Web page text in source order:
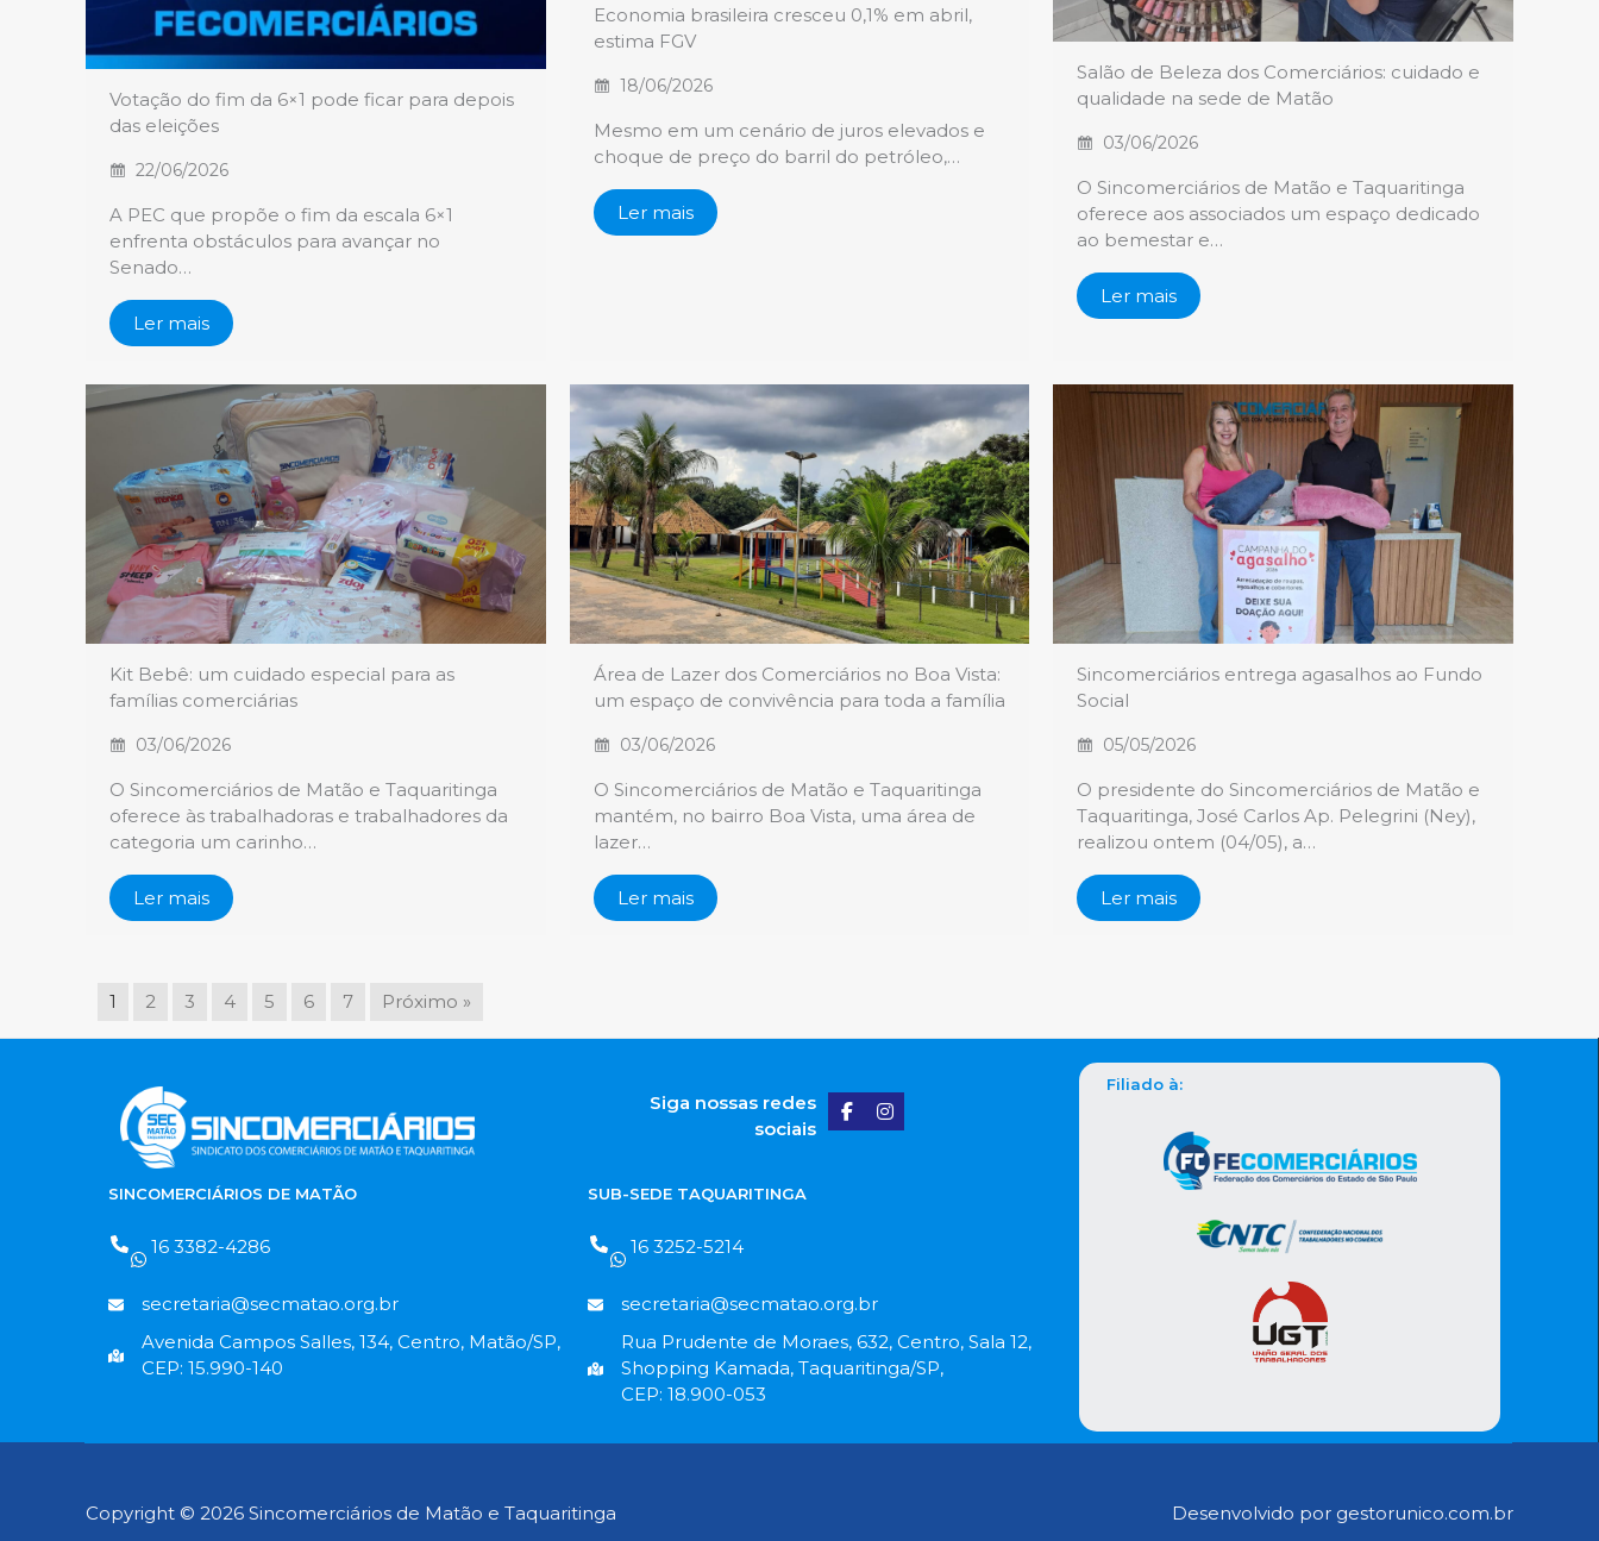
Votação do fim da 6×1 pode ficar para depois
das eleições
22/06/2026
A PEC que propõe o fim da escala 6×1
enfrenta obstáculos para avançar no
Senado…
Ler mais
Economia brasileira cresceu 0,1% em abril,
estima FGV
18/06/2026
Mesmo em um cenário de juros elevados e
choque de preço do barril do petróleo,…
Ler mais
Salão de Beleza dos Comerciários: cuidado e
qualidade na sede de Matão
03/06/2026
O Sincomerciários de Matão e Taquaritinga
oferece aos associados um espaço dedicado
ao bemestar e…
Ler mais
Kit Bebê: um cuidado especial para as
famílias comerciárias
03/06/2026
O Sincomerciários de Matão e Taquaritinga
oferece às trabalhadoras e trabalhadores da
categoria um carinho…
Ler mais
Área de Lazer dos Comerciários no Boa Vista:
um espaço de convivência para toda a família
03/06/2026
O Sincomerciários de Matão e Taquaritinga
mantém, no bairro Boa Vista, uma área de
lazer…
Ler mais
Sincomerciários entrega agasalhos ao Fundo
Social
05/05/2026
O presidente do Sincomerciários de Matão e
Taquaritinga, José Carlos Ap. Pelegrini (Ney),
realizou ontem (04/05), a…
Ler mais
1 2 3 4 5 6 7 Próximo »
Siga nossas redes
sociais
SINCOMERCIÁRIOS DE MATÃO
16 3382-4286
secretaria@secmatao.org.br
Avenida Campos Salles, 134, Centro, Matão/SP,
CEP: 15.990-140
SUB-SEDE TAQUARITINGA
16 3252-5214
secretaria@secmatao.org.br
Rua Prudente de Moraes, 632, Centro, Sala 12,
Shopping Kamada, Taquaritinga/SP,
CEP: 18.900-053
Filiado à:
Copyright © 2026 Sincomerciários de Matão e Taquaritinga Desenvolvido por gestorunico.com.br